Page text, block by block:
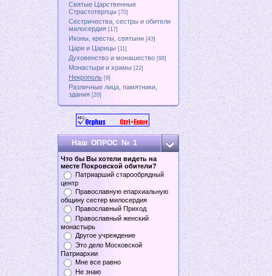
Святые Царственные
Страстотерпцы [70]
Сестричества, сестры и обители
милосердия [17]
Иконы, кресты, святыни [43]
Цари и Царицы [11]
Духовенство и монашество [98]
Монастыри и храмы [22]
Некрополь [9]
Различные лица, памятники,
здания [20]
Наш ОПРОС № 1
Что бы Вы хотели видеть на
месте Покровской обители?
Патриарший старообрядный
центр
Православную епархиальную
общину сестер милосердия
Православный Приход
Православный женский
монастырь
Другое учреждение
Это дело Московской
Патриархии
Мне все равно
Не знаю